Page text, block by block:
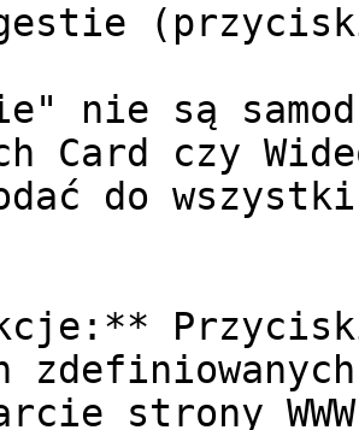
nie są
Card czy
do
Przyciski